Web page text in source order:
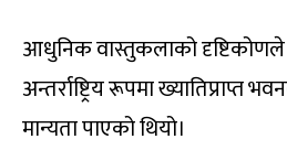
आधुनिक वास्तुकलाको
अन्तर्राष्ट्रिय रूपमा
मान्यता पाएको थियो।